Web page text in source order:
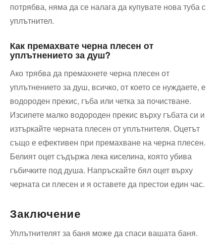
потрябва, няма да се налага да купувате нова туба с
уплътнител.
Как премахвате черна плесен от
уплътнението за душ?
Ако трябва да премахнете черна плесен от
уплътнението за душ, всичко, от което се нуждаете, е
водороден прекис, гъба или четка за почистване.
Изсипете малко водороден прекис върху гъбата си и
изтъркайте черната плесен от уплътнителя. Оцетът
също е ефективен при премахване на черна плесен.
Белият оцет съдържа лека киселина, която убива
гъбичките под душа. Напръскайте бял оцет върху
черната си плесен и я оставете да престои един час.
Заключение
Уплътнителят за баня може да спаси вашата баня.